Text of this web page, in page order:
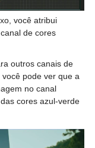
você atribui
de cores
outros canais de
pode ver que a
no canal
cores azul-verde